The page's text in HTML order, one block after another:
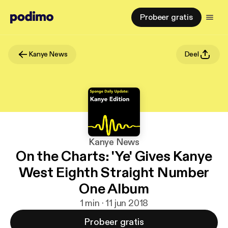
Probeer gratis
Kanye News Deel
Kanye News
On the Charts: 'Ye' Gives Kanye
West Eighth Straight Number
One Album
1 min · 11 jun 2018
Probeer gratis